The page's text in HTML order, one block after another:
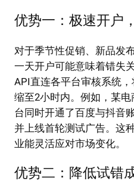
优势一：极速开户
对于季节性促销、新品发
一天开户可能意味着错失
API直连各平台审核系统
缩至2小时内。例如，某
台同时开通了百度与抖音
并上线首轮测试广告。这
业能灵活应对市场变化。
优势二：降低试错